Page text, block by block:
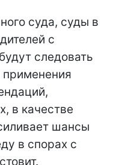
суда, суды в
с
следовать
применения
в качестве
шансы
в спорах с